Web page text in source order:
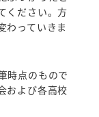
ください。方
わっていきま
時点のもので
および各高校